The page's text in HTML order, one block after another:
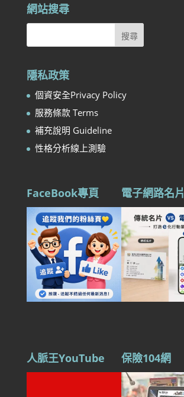
網站搜尋
隱私政策
個資安全Privacy Policy
服務條款 Terms
補充說明 Guideline
性格分析線上測驗
FaceBook專頁 電子網路名片
人脈王YouTube 保險104網